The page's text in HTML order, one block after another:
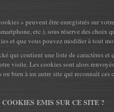
» peuvent être enregistrés sur
etc.), sous réserve des choix
et que vous pouvez modifier à tout
qui contient une liste de caractères et
visite. Les cookies sont alors
bien à un autre site qui reconnaît ces
EMIS SUR CE SITE ?